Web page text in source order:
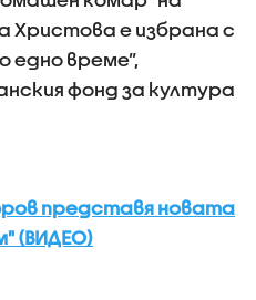
Христова е избрана с
едно време”,
фонд за култура
представя новата
(ВИДЕО)